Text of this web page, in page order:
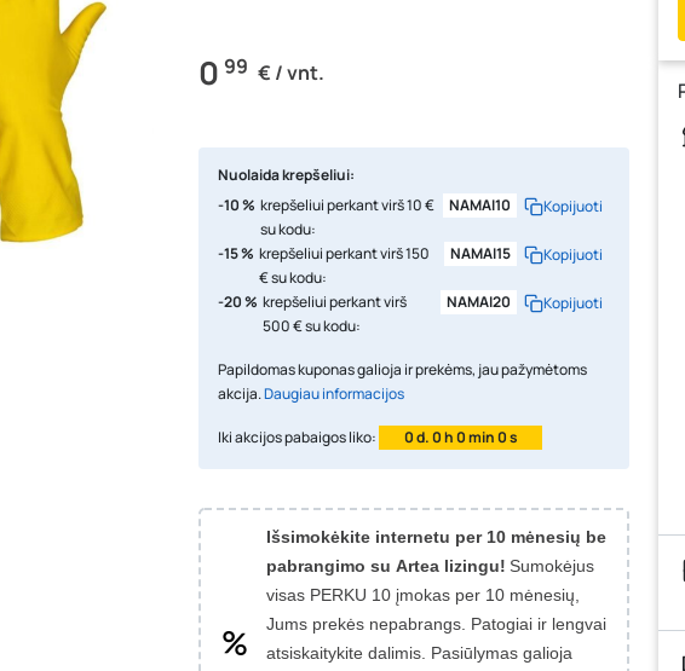
0 99 € / vnt.
Nuolaida krepšeliui:
-10 % krepšeliui perkant virš 10 €
su kodu:
NAMAI10 Kopijuoti
-15 % krepšeliui perkant virš 150
€ su kodu:
NAMAI15 Kopijuoti
-20 % krepšeliui perkant virš
500 € su kodu:
NAMAI20 Kopijuoti
Papildomas kuponas galioja ir prekėms, jau pažymėtoms
akcija.Daugiau informacijos
Iki akcijos pabaigos liko: 0 d. 0 h 0 min 0 s
Išsimokėkite internetu per 10 mėnesių be
pabrangimo su Artea lizingu! Sumokėjus
visas PERKU 10 įmokas per 10 mėnesių,
Jums prekės nepabrangs. Patogiai ir lengvai
atsiskaitykite dalimis. Pasiūlymas galioja